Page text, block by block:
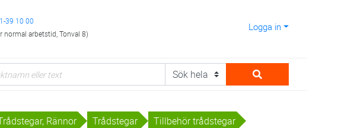
39 10 00
normal arbetstid, Tonval 8)
Logga in
Rännor Trådstegar Tillbehör trådstegar